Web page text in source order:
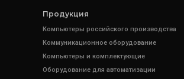
Продукция
Компьютеры российского производства
Коммуникационное оборудование
Компьютеры и комплектующие
Оборудование для автоматизации